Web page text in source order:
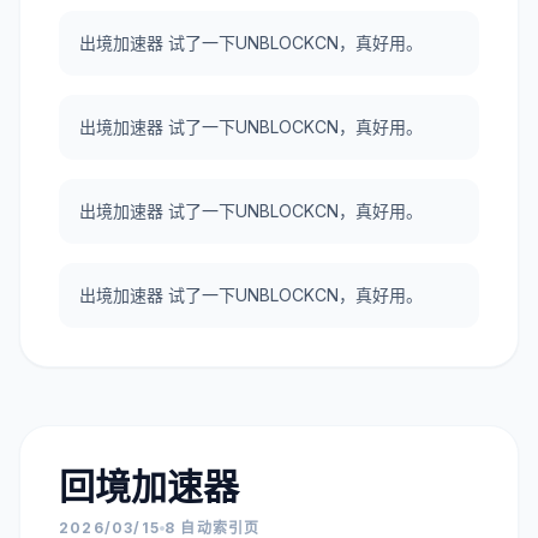
出境加速器 试了一下UNBLOCKCN，真好用。
出境加速器 试了一下UNBLOCKCN，真好用。
出境加速器 试了一下UNBLOCKCN，真好用。
出境加速器 试了一下UNBLOCKCN，真好用。
回境加速器
2026/03/15 8 自动索引页